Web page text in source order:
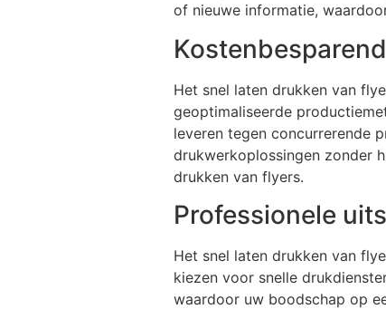
of nieuwe informatie,
Het snel laten drukken van
geoptimaliseerde
leveren tegen concurrerende
drukwerkoplossingen zonder
drukken van flyers.
Professionele
Het snel laten drukken van
kiezen voor snelle
waardoor uw boodschap op